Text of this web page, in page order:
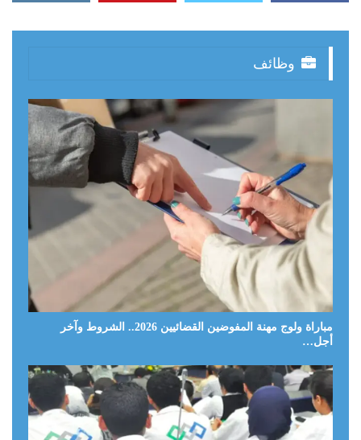
وظائف
مباراة ولوج مهنة المفوضين القضائيين 2026.. الشروط وآخر
أجل…